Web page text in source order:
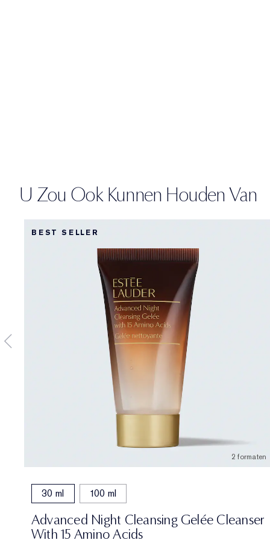
U Zou Ook Kunnen Houden Van
BEST SELLER
2 formaten
30 ml 100 ml
Advanced Night Cleansing Gelée Cleanser
With 15 Amino Acids